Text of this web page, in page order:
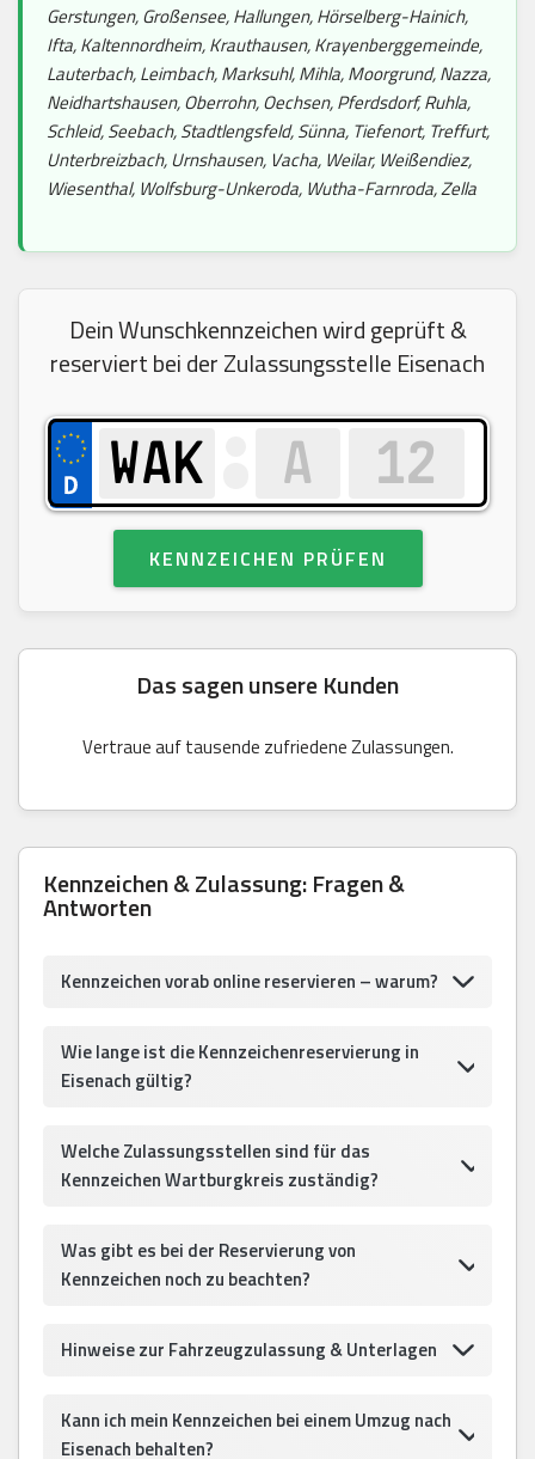
Gerstungen, Großensee, Hallungen, Hörselberg-Hainich,
Ifta, Kaltennordheim, Krauthausen, Krayenberggemeinde,
Lauterbach, Leimbach, Marksuhl, Mihla, Moorgrund, Nazza,
Neidhartshausen, Oberrohn, Oechsen, Pferdsdorf, Ruhla,
Schleid, Seebach, Stadtlengsfeld, Sünna, Tiefenort, Treffurt,
Unterbreizbach, Urnshausen, Vacha, Weilar, Weißendiez,
Wiesenthal, Wolfsburg-Unkeroda, Wutha-Farnroda, Zella
Dein Wunschkennzeichen wird geprüft &
reserviert bei der Zulassungsstelle Eisenach
KENNZEICHEN PRÜFEN
Das sagen unsere Kunden
Vertraue auf tausende zufriedene Zulassungen.
Kennzeichen & Zulassung: Fragen &
Antworten
Kennzeichen vorab online reservieren – warum?
Wie lange ist die Kennzeichenreservierung in
Eisenach gültig?
Welche Zulassungsstellen sind für das
Kennzeichen Wartburgkreis zuständig?
Was gibt es bei der Reservierung von
Kennzeichen noch zu beachten?
Hinweise zur Fahrzeugzulassung & Unterlagen
Kann ich mein Kennzeichen bei einem Umzug nach
Eisenach behalten?